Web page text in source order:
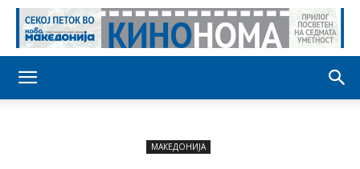
МАКЕДОНИЈА